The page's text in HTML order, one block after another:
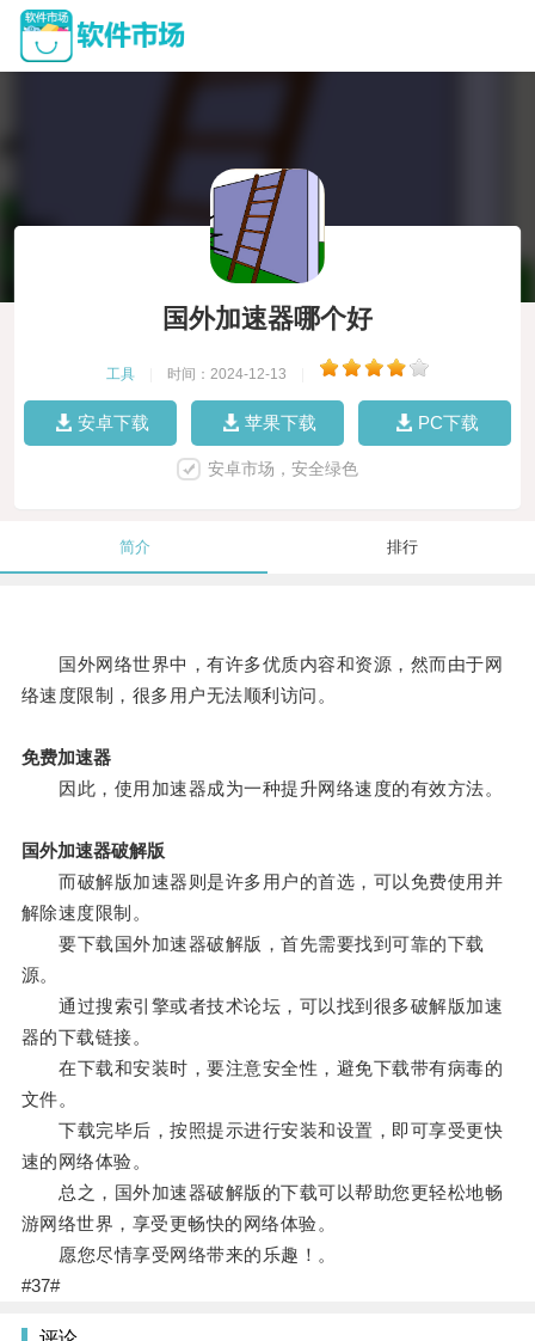
国外加速器哪个好
工具 时间：2024-12-13
安卓下载 苹果下载 PC下载
安卓市场，安全绿色
简介 排行
国外网络世界中，有许多优质内容和资源，然而由于网
络速度限制，很多用户无法顺利访问。
免费加速器
因此，使用加速器成为一种提升网络速度的有效方法。
国外加速器破解版
而破解版加速器则是许多用户的首选，可以免费使用并
解除速度限制。
要下载国外加速器破解版，首先需要找到可靠的下载
源。
通过搜索引擎或者技术论坛，可以找到很多破解版加速
器的下载链接。
在下载和安装时，要注意安全性，避免下载带有病毒的
文件。
下载完毕后，按照提示进行安装和设置，即可享受更快
速的网络体验。
总之，国外加速器破解版的下载可以帮助您更轻松地畅
游网络世界，享受更畅快的网络体验。
愿您尽情享受网络带来的乐趣！。
#37#